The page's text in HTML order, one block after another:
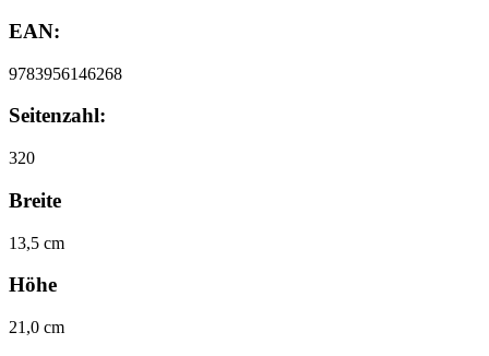
EAN:
9783956146268
Seitenzahl:
320
Breite
13,5 cm
Höhe
21,0 cm